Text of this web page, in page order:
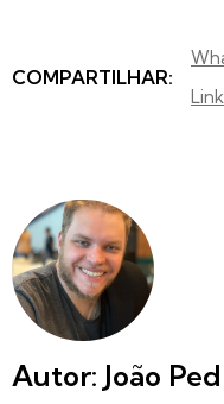
COMPARTILHAR:
Autor: João